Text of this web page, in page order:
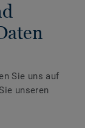
Sie uns auf
unseren